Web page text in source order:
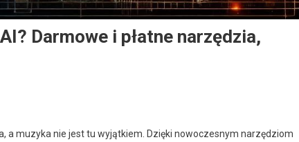
Darmowe i płatne narzędzia,
a muzyka nie jest tu wyjątkiem. Dzięki nowoczesnym narzędziom